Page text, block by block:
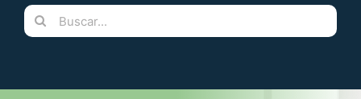
Buscar: